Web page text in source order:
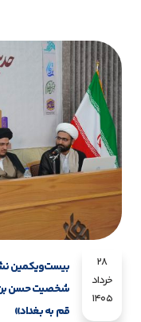
28
خرداد
1405
بیست‌ویکمین
شخصیت حسن بن
قم به بغداد»